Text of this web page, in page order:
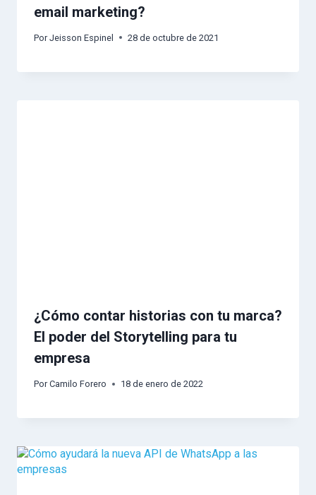
email marketing?
Por Jeisson Espinel 28 de octubre de 2021
¿Cómo contar historias con tu marca?
El poder del Storytelling para tu
empresa
Por Camilo Forero 18 de enero de 2022